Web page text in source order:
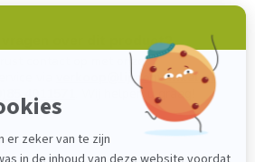
vragen over dit product?
contact op met onze
verkoop@lijmenwinkel.nl
4011571 . Wij helpen u graag!